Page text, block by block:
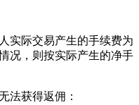
实际交易产生的手续费为
况，则按实际产生的净手
法获得返佣：